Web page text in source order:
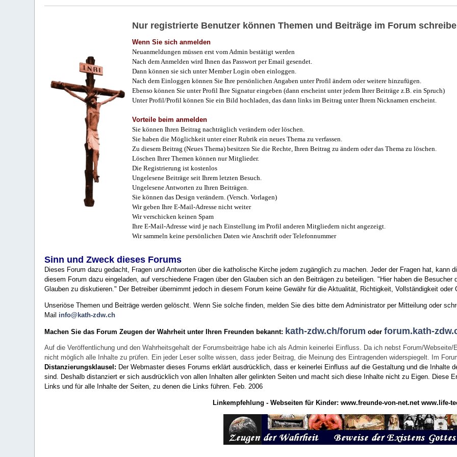
Nur registrierte Benutzer können Themen und Beiträge im Forum
Wenn Sie sich anmelden
Neuanmeldungen müssen erst vom Admin bestätigt werden
Nach dem Anmelden wird Ihnen das Passwort per Email gesendet.
Dann können sie sich unter Member Login oben einloggen.
Nach dem Einloggen können Sie Ihre persönlichen Angaben unter Profil ändern oder weitere hinzufügen.
Ebenso können Sie unter Profil Ihre Signatur eingeben (dann erscheint unter jedem Ihrer Beiträge z.B. ein Spruch)
Unter Profil/Profil können Sie ein Bild hochladen, das dann links im Beitrag unter Ihrem Nicknamen erscheint.
Vorteile beim anmelden
Sie können Ihren Beitrag nachträglich verändern oder löschen.
Sie haben die Möglichkeit unter einer Rubrik ein neues Thema zu verfassen.
Zu diesem Beitrag (Neues Thema) besitzen Sie die Rechte, Ihren Beitrag zu ändern oder das Thema zu löschen.
Löschen Ihrer Themen können nur Mitglieder.
Die Registrierung ist kostenlos
Ungelesene Beiträge seit Ihrem letzten Besuch.
Ungelesene Antworten zu Ihren Beiträgen.
Sie können das Design verändern. (Versch. Vorlagen)
Wir geben Ihre E-Mail-Adresse nicht weiter
Wir verschicken keinen Spam
Ihre E-Mail-Adresse wird je nach Einstellung im Profil anderen Mitgliedern nicht angezeigt.
Wir sammeln keine persönlichen Daten wie Anschrift oder Telefonnummer
Sinn und Zweck dieses Forums
Dieses Forum dazu gedacht, Fragen und Antworten über die katholische Kirche jedem zugänglich zu machen. Jeder der Fragen hat, kann
diesem Forum dazu eingeladen, auf verschiedene Fragen über den Glauben sich an den Beiträgen zu beteiligen. "Hier haben die
Glauben zu diskutieren." Der Betreiber übernimmt jedoch in diesem Forum keine Gewähr für die Aktualität, Richtigkeit, Vollständigkeit
Unseriöse Themen und Beiträge werden gelöscht. Wenn Sie solche finden, melden Sie dies bitte dem Administrator per Mitteilung oder
Mail info@kath-zdw.ch
Machen Sie das Forum Zeugen der Wahrheit unter Ihren Freunden bekannt: kath-zdw.ch/forum oderforum.kath-
Auf die Veröffentlichung und den Wahrheitsgehalt der Forumsbeiträge habe ich als Admin keinerlei Einfluss. Da ich nebst Forum/
nicht möglich alle Inhalte zu prüfen. Ein jeder Leser sollte wissen, dass jeder Beitrag, die Meinung des Eintragenden widerspiegelt. Im
Distanzierungsklausel: Der Webmaster dieses Forums erklärt ausdrücklich, dass er keinerlei Einfluss auf die Gestaltung und die Inhalte
sind. Deshalb distanziert er sich ausdrücklich von allen Inhalten aller gelinkten Seiten und macht sich diese Inhalte nicht zu Eigen. Diese
Links und für alle Inhalte der Seiten, zu denen die Links führen. Feb. 2006
Linkempfehlung - Webseiten für Kinder: www.freunde-von-net.net www.life-